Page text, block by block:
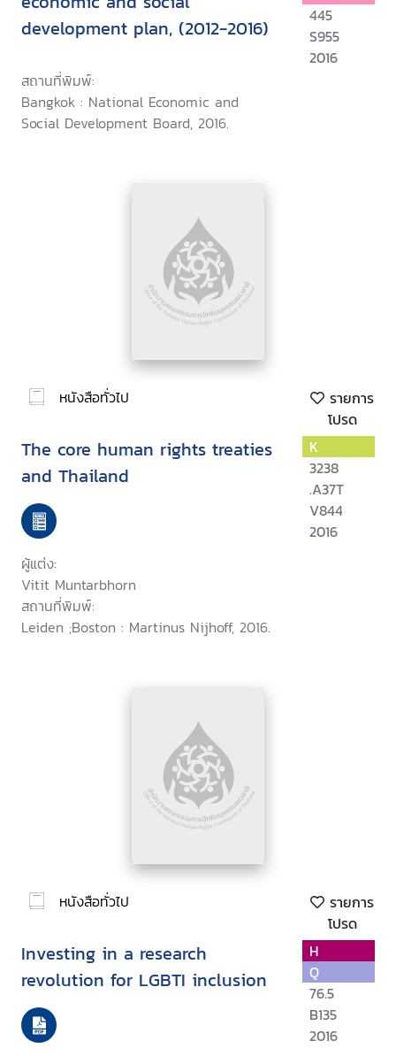
development plan, (2012-2016)
สถานที่พิมพ์:
Bangkok : National Economic and
Social Development Board, 2016.
445
S955
2016
หนังสือทั่วไป
รายการ
โปรด
The core human rights treaties
and Thailand
ผู้แต่ง:
Vitit Muntarbhorn
สถานที่พิมพ์:
Leiden ;Boston : Martinus Nijhoff, 2016.
K
3238
.A37T
V844
2016
หนังสือทั่วไป
รายการ
โปรด
Investing in a research
revolution for LGBTI inclusion
H
Q
76.5
B135
2016